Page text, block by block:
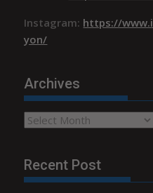
Instagram: https://
yon/
Archives
Archives
Recent Post